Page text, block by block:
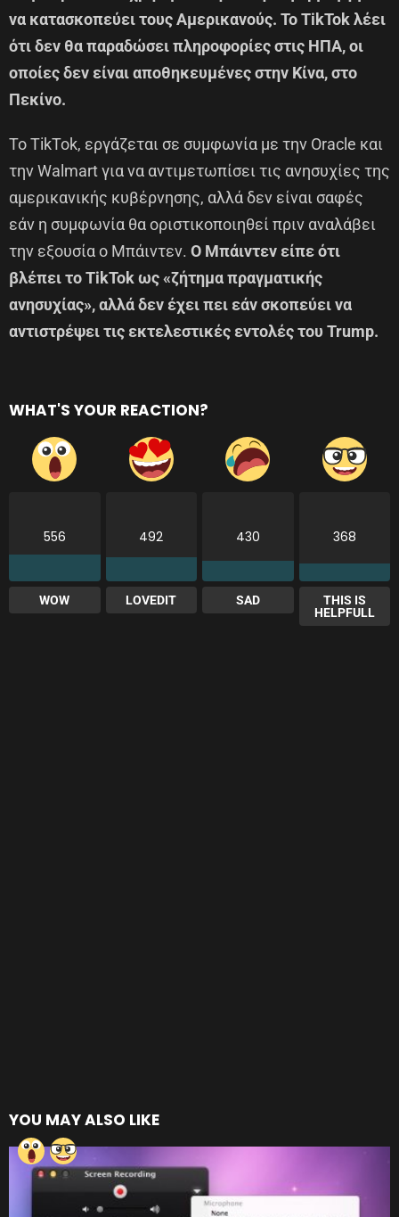
να κατασκοπεύει τους Αμερικανούς. Το TikTok λέει
ότι δεν θα παραδώσει πληροφορίες στις ΗΠΑ, οι
οποίες δεν είναι αποθηκευμένες στην Κίνα, στο
Πεκίνο.
Το TikTok, εργάζεται σε συμφωνία με την Oracle και
την Walmart για να αντιμετωπίσει τις ανησυχίες της
αμερικανικής κυβέρνησης, αλλά δεν είναι σαφές
εάν η συμφωνία θα οριστικοποιηθεί πριν αναλάβει
την εξουσία ο Μπάιντεν. Ο Μπάιντεν είπε ότι
βλέπει το TikTok ως «ζήτημα πραγματικής
ανησυχίας», αλλά δεν έχει πει εάν σκοπεύει να
αντιστρέψει τις εκτελεστικές εντολές του Trump.
WHAT'S YOUR REACTION?
556
WOW
492
LOVEDIT
430
SAD
368
THIS IS
HELPFULL
YOU MAY ALSO LIKE